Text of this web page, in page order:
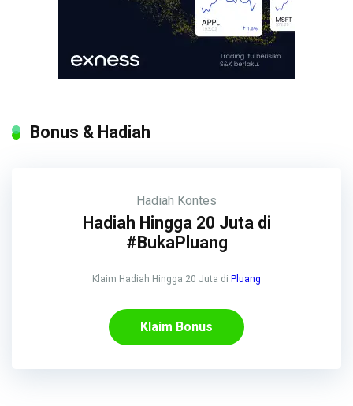
Bonus & Hadiah
Hadiah Kontes
Hadiah Hingga 20 Juta di
#BukaPluang
Klaim Hadiah Hingga 20 Juta di Pluang
Klaim Bonus